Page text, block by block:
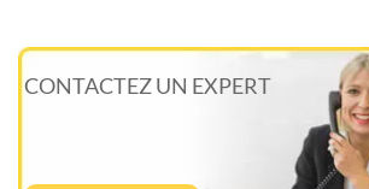
CONTACTEZ UN EXPERT